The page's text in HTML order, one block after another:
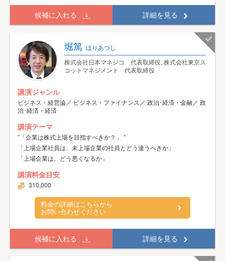
候補に入れる 詳細を見る
堀篤 ほりあつし
株式会社日本マネジコ 代表取締役, 株式会社東京ス
コットマネジメント 代表取締役
講演ジャンル
ビジネス・経営論／ ビジネス・ファイナンス／ 政治･経済・金融／ 政
治･経済・経済
講演テーマ
”「企業は株式上場を目指すべきか？」 ”
「上場企業社員は、未上場企業の社員とどう違うべきか」
「上場企業は、どう悪くなるか」
講演料金目安
310,000
料金の詳細はこちらから
お問い合わせください
候補に入れる 詳細を見る